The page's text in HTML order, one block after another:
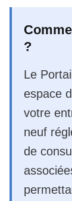
?
Le
espace
votre
neuf
de